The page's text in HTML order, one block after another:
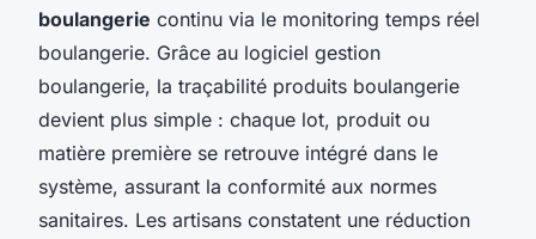
boulangerie continu via le monitoring temps réel
boulangerie. Grâce au logiciel gestion
boulangerie, la traçabilité produits boulangerie
devient plus simple : chaque lot, produit ou
matière première se retrouve intégré dans le
système, assurant la conformité aux normes
sanitaires. Les artisans constatent une réduction